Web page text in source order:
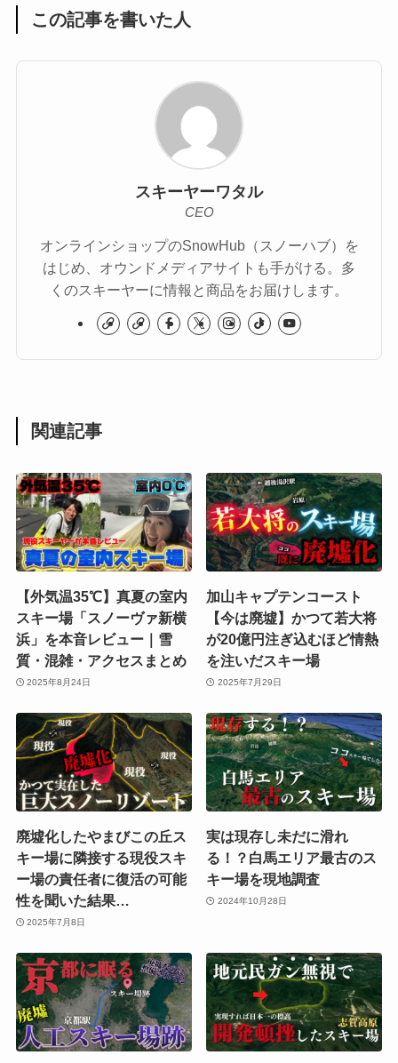
この記事を書いた人
スキーヤーワタル
CEO
オンラインショップのSnowHub（スノーハブ）を
はじめ、オウンドメディアサイトも手がける。多
くのスキーヤーに情報と商品をお届けします。
関連記事
【外気温35℃】真夏の室内
スキー場「スノーヴァ新横
浜」を本音レビュー｜雪
質・混雑・アクセスまとめ
2025年8月24日
加山キャプテンコースト
【今は廃墟】かつて若大将
が20億円注ぎ込むほど情熱
を注いだスキー場
2025年7月29日
廃墟化したやまびこの丘ス
キー場に隣接する現役スキ
ー場の責任者に復活の可能
性を聞いた結果…
2025年7月8日
実は現存し未だに滑れ
る！？白馬エリア最古のス
キー場を現地調査
2024年10月28日